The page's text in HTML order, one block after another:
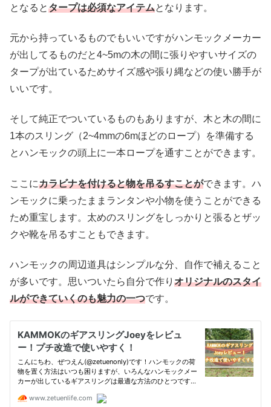
となるとタープは必須なアイテムとなります。
元から持っているものでもいいですがハンモックメーカー
が出してるものだと4~5mの木の間に張りやすいサイズの
タープが出ているためサイズ感や張り縄などの使い勝手が
いいです。
そして純正でついているものもありますが、木と木の間に
1本のスリング（2~4mmの6mほどのロープ）を準備する
とハンモックの頭上に一本ロープを通すことができます。
ここにカラビナを付けると物を吊るすことができます。ハ
ンモックに乗ったままランタンや小物を使うことができる
ため重宝します。太めのスリングをしっかりと張るとザッ
クや靴を吊るすこともできます。
ハンモックの周辺道具はシンプルな分、自作で補えること
が多いです。思いついたら自分で作り オリジナルのスタイ
ルができていくのも魅力の一つです。